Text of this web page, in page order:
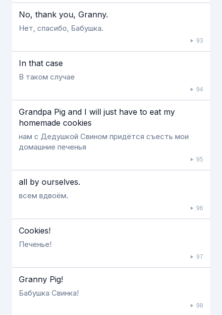
No, thank you, Granny.
Нет, спасибо, Бабушка.
93
In that case
В таком случае
94
Grandpa Pig and I will just have to eat my
homemade cookies
нам с Дедушкой Свином придётся съесть мои
домашние печенья
95
all by ourselves.
всем вдвоём.
96
Cookies!
Печенье!
97
Granny Pig!
Бабушка Свинка!
98